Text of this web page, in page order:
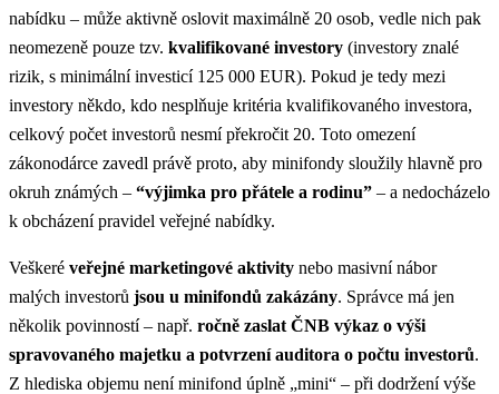
nabídku – může aktivně oslovit maximálně 20 osob, vedle nich pak
neomezeně pouze tzv. kvalifikované investory (investory znalé
rizik, s minimální investicí 125 000 EUR)​. Pokud je tedy mezi
investory někdo, kdo nesplňuje kritéria kvalifikovaného investora,
celkový počet investorů nesmí překročit 20​. Toto omezení
zákonodárce zavedl právě proto, aby minifondy sloužily hlavně pro
okruh známých – “výjimka pro přátele a rodinu” – a nedocházelo
k obcházení pravidel veřejné nabídky​.
Veškeré veřejné marketingové aktivity nebo masivní nábor
malých investorů jsou u minifondů zakázány​. Správce má jen
několik povinností – např. ročně zaslat ČNB výkaz o výši
spravovaného majetku a potvrzení auditora o počtu investorů​.
Z hlediska objemu není minifond úplně „mini“ – při dodržení výše